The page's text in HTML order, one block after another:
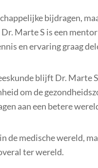
bijdragen,
Marte S is een
en ervaring graag
blijft Dr. Marte
om de
aan een betere
de medische wereld,
ter wereld.